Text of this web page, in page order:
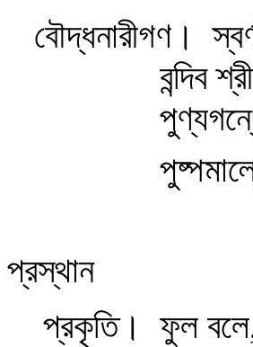
বৌদ্ধনারীগণ।
বন্দিব
প্রস্থান
প্রকৃতি।
ফুল